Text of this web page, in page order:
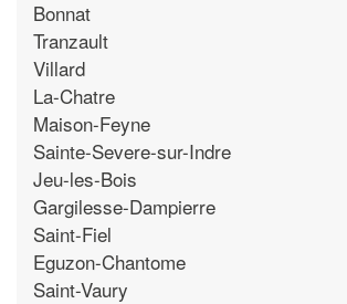
Bonnat
Tranzault
Villard
La-Chatre
Maison-Feyne
Sainte-Severe-sur-Indre
Jeu-les-Bois
Gargilesse-Dampierre
Saint-Fiel
Eguzon-Chantome
Saint-Vaury